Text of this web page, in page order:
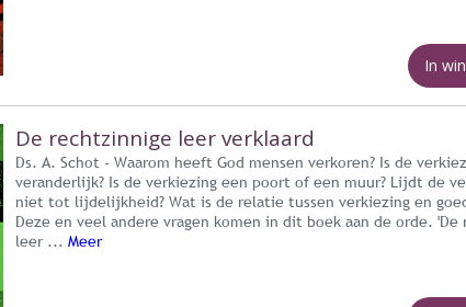
In
De rechtzinnige leer verklaard
Ds. A. Schot - Waarom heeft God mensen verkoren? Is de
veranderlijk? Is de verkiezing een poort of een muur? Lijdt de
niet tot lijdelijkheid? Wat is de relatie tussen verkiezing en
Deze en veel andere vragen komen in dit boek aan de orde. 'De
leer ... Meer